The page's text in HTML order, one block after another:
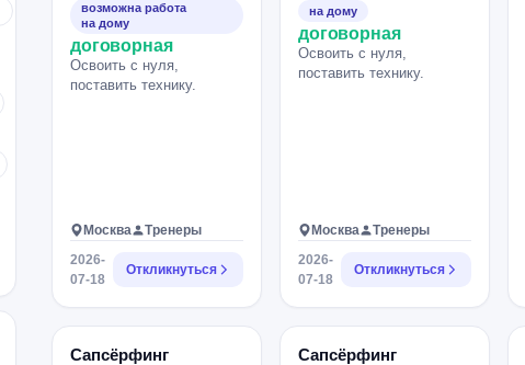
возможна работа
на дому
договорная
Освоить с нуля,
поставить технику.
Москва
Тренеры
2026-
07-18
Откликнуться
на дому
договорная
Освоить с нуля,
поставить технику.
Москва
Тренеры
2026-
07-18
Откликнуться
Сапсёрфинг Сапсёрфинг